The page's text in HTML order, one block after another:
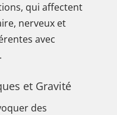
qui affectent
nerveux et
avec
et Gravité
des